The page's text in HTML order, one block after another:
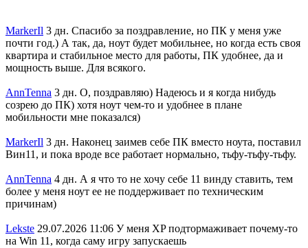
MarkerIl 3 дн. Спасибо за поздравление, но ПК у меня уже
почти год.) А так, да, ноут будет мобильнее, но когда есть своя
квартира и стабильное место для работы, ПК удобнее, да и
мощность выше. Для всякого.
AnnTenna 3 дн. О, поздравляю) Надеюсь и я когда нибудь
созрею до ПК) хотя ноут чем-то и удобнее в плане
мобильности мне показался)
MarkerIl 3 дн. Наконец заимев себе ПК вместо ноута, поставил
Вин11, и пока вроде все работает нормально, тьфу-тьфу-тьфу.
AnnTenna 4 дн. А я что то не хочу себе 11 винду ставить, тем
более у меня ноут ее не поддерживает по техническим
причинам)
Lekste 29.07.2026 11:06 У меня XP подтормаживает почему-то
на Win 11, когда саму игру запускаешь